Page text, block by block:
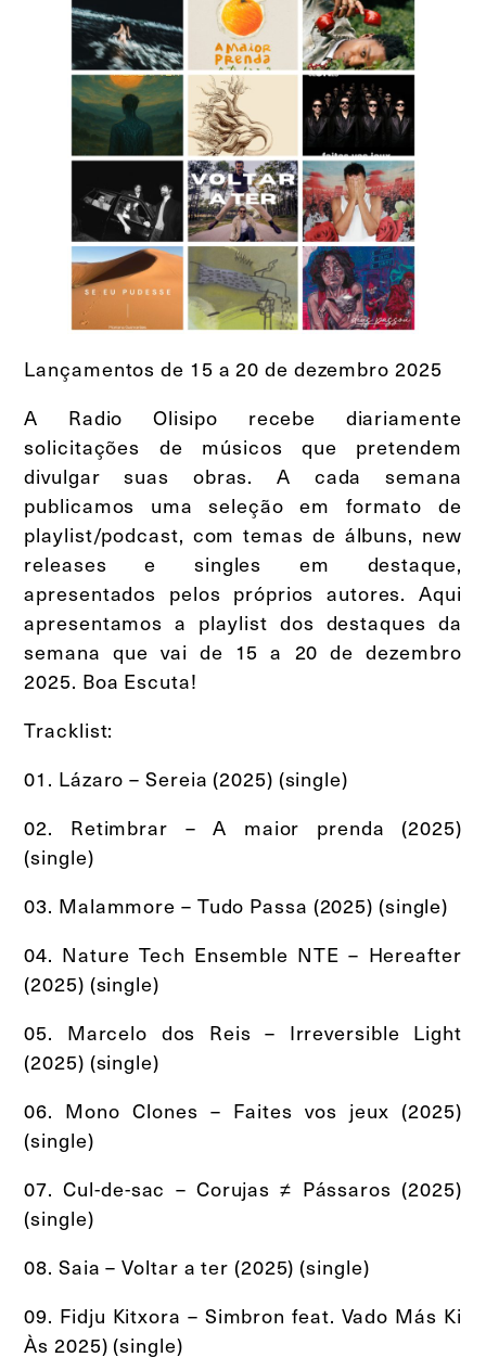
Lançamentos de 15 a 20 de dezembro 2025
A Radio Olisipo recebe diariamente
solicitações de músicos que pretendem
divulgar suas obras. A cada semana
publicamos uma seleção em formato de
playlist/podcast, com temas de álbuns, new
releases e singles em destaque,
apresentados pelos próprios autores. Aqui
apresentamos a playlist dos destaques da
semana que vai de 15 a 20 de dezembro
2025. Boa Escuta!
Tracklist:
01. Lázaro – Sereia (2025) (single)
02. Retimbrar – A maior prenda (2025)
(single)
03. Malammore – Tudo Passa (2025) (single)
04. Nature Tech Ensemble NTE – Hereafter
(2025) (single)
05. Marcelo dos Reis – Irreversible Light
(2025) (single)
06. Mono Clones – Faites vos jeux (2025)
(single)
07. Cul-de-sac – Corujas ≠ Pássaros (2025)
(single)
08. Saia – Voltar a ter (2025) (single)
09. Fidju Kitxora – Simbron feat. Vado Más Ki
Às 2025) (single)